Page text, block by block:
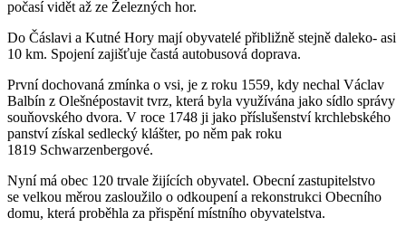
počasí vidět až ze Železných hor.
Do Čáslavi a Kutné Hory mají obyvatelé přibližně stejně daleko- asi
10 km. Spojení zajišťuje častá autobusová doprava.
První dochovaná zmínka o vsi, je z roku 1559, kdy nechal Václav
Balbín z Olešnépostavit tvrz, která byla využívána jako sídlo správy
souňovského dvora. V roce 1748 ji jako příslušenství krchlebského
panství získal sedlecký klášter, po něm pak roku
1819 Schwarzenbergové.
Nyní má obec 120 trvale žijících obyvatel. Obecní zastupitelstvo
se velkou měrou zasloužilo o odkoupení a rekonstrukci Obecního
domu, která proběhla za přispění místního obyvatelstva.